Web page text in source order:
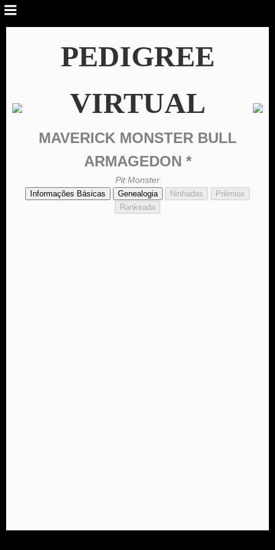
PEDIGREE
VIRTUAL
MAVERICK MONSTER BULL
ARMAGEDON *
Pit Monster
Informações Básicas Genealogia Ninhadas
Prêmios
Rankeada